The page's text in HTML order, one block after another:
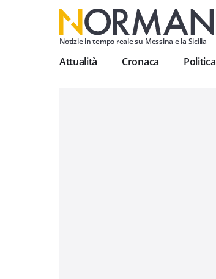
Notizie in tempo reale su Messina e la Sicilia
Attualità Cronaca Politica